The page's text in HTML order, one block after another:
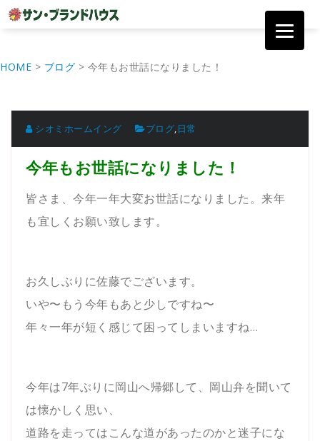
テ
HOME > ブログ > 今年もお世話になりました！
シオミホームイング ブログ,日常
今年もお世話になりました！
皆さま、今年一年大変お世話になりました。来年
も宜しくお願い致します。
お久しぶりに佐藤でございます。
いや〜もう今年もあと少しですね〜
年々一年が短く感じて困ってしまいますね…
今年は7年ぶりに岡山へ帰郷して、岡山弁を聞いて
は懐かしく思い、
道路を走ってはこんな道があったのかと迷子にな